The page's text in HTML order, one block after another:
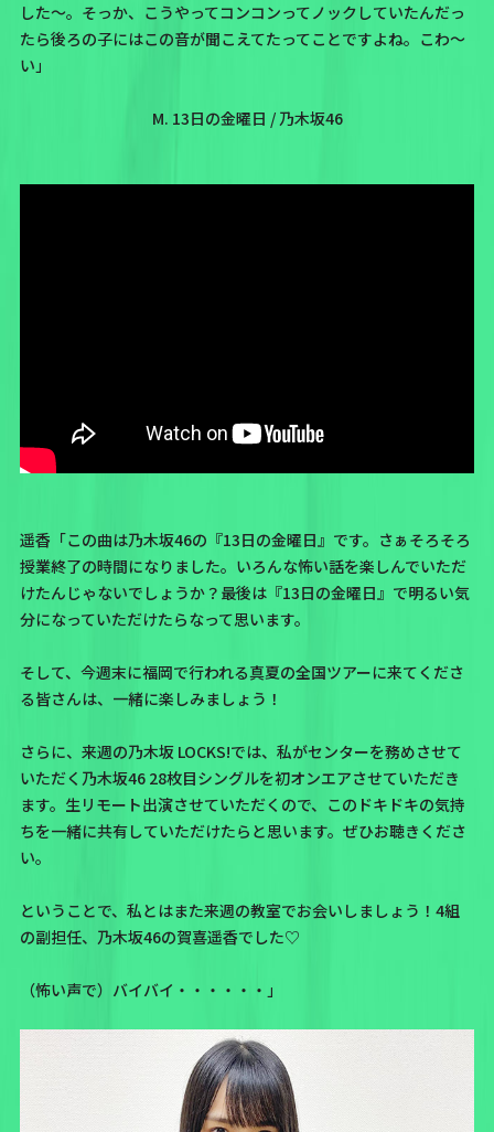
した〜。そっか、こうやってコンコンってノックしていたんだっ
たら後ろの子にはこの音が聞こえてたってことですよね。こわ〜
い」
M. 13日の金曜日 / 乃木坂46
遥香「この曲は乃木坂46の 『13日の金曜日』 です。さぁそろそろ
授業終了の時間になりました。いろんな怖い話を楽しんでいただ
けたんじゃないでしょうか？最後は『13日の金曜日』で明るい気
分になっていただけたらなって思います。
そして、今週末に福岡で行われる真夏の全国ツアーに来てくださ
る皆さんは、一緒に楽しみましょう！
さらに、来週の乃木坂 LOCKS!では、私がセンターを務めさせて
いただく乃木坂46 28枚目シングルを初オンエアさせていただき
ます。生リモート出演させていただくので、このドキドキの気持
ちを一緒に共有していただけたらと思います。ぜひお聴きくださ
い。
ということで、私とはまた来週の教室でお会いしましょう！4組
の副担任、乃木坂46の賀喜遥香でした♡
（怖い声で）バイバイ・・・・・・」